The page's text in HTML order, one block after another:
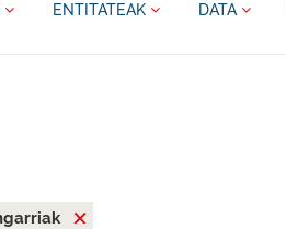
ENTITATEAK DATA